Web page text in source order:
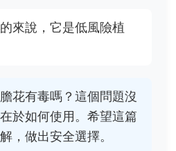
來說，它是低風險植
花有毒嗎？這個問題沒
於如何使用。希望這篇
，做出安全選擇。